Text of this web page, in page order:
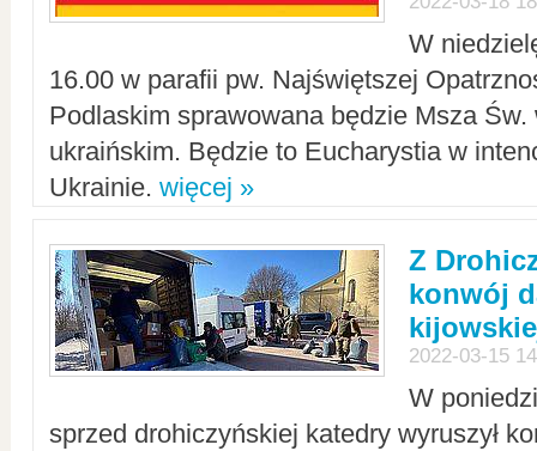
W
16.00 w parafii pw. Najświętszej
Podlaskim sprawowana będzie Msza Św.
ukraińskim. Będzie to Eucharystia w
Ukrainie. więcej »
Z
konwój
2022-03-15
W
sprzed drohiczyńskiej katedry wyruszył